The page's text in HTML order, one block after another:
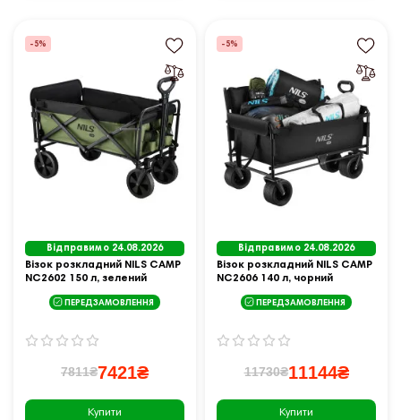
-5%
Відправимо 24.08.2026
Візок розкладний NILS CAMP
NC2602 150 л, зелений
ПЕРЕДЗАМОВЛЕННЯ
7811₴7421₴
Купити
-5%
Відправимо 24.08.2026
Візок розкладний NILS CAMP
NC2606 140 л, чорний
ПЕРЕДЗАМОВЛЕННЯ
11730₴11144₴
Купити